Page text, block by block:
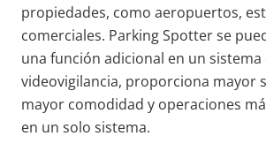
propiedades, como aeropuertos,
comerciales. Parking Spotter se
una función adicional en un sistema
videovigilancia, proporciona mayor
mayor comodidad y operaciones
en un solo sistema.